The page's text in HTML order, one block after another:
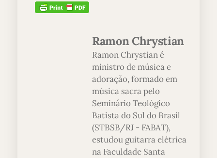
Ramon Chrystian
Ramon Chrystian é
ministro de música e
adoração, formado em
música sacra pelo
Seminário Teológico
Batista do Sul do Brasil
(STBSB/RJ - FABAT),
estudou guitarra elétrica
na Faculdade Santa